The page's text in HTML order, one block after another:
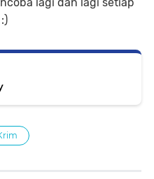
lagi dan lagi setiap